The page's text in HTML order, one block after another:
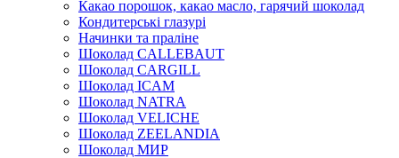
Какао порошок, какао масло, гарячий шоколад
Кондитерські глазурі
Начинки та праліне
Шоколад CALLEBAUT
Шоколад CARGILL
Шоколад ICAM
Шоколад NATRA
Шоколад VELICHE
Шоколад ZEELANDIA
Шоколад МИР